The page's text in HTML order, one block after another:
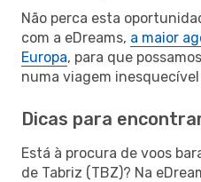
Não perca esta
com a eDreams, a maior
Europa, para que
numa viagem
Dicas para
Está à procura de voos
de Tabriz (TBZ)? Na